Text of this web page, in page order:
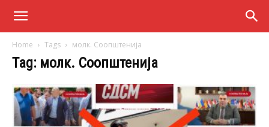
Home Tags молк. Соопштенија
Tag: молк. Соопштенија